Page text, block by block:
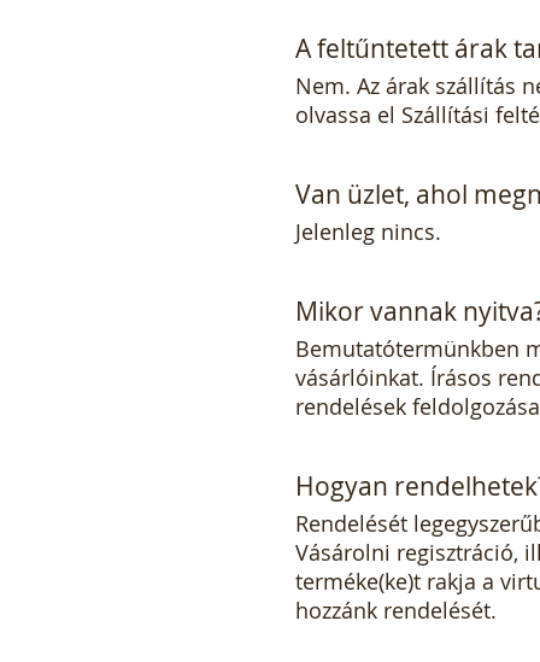
A feltűntetett árak
Nem. Az árak szállítás
olvassa el Szállítási
Van üzlet, ahol
Jelenleg nincs.
Mikor vannak
Bemutatótermünkben
vásárlóinkat. Írásos
rendelések
Hogyan
Rendelését
Vásárolni regisztráció,
terméke(ke)t rakja a
hozzánk rendelését.